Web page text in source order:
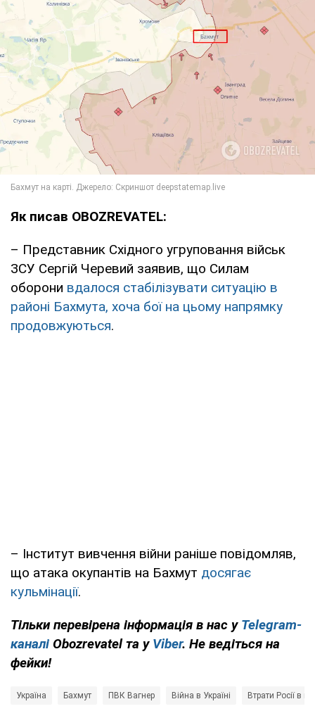
Як писав OBOZREVATEL:
– Представник Східного угруповання військ
ЗСУ Сергій Черевий заявив, що Силам
оборони вдалося стабілізувати ситуацію в
районі Бахмута, хоча бої на цьому напрямку
продовжуються.
– Інститут вивчення війни раніше повідомляв,
що атака окупантів на Бахмут досягає
кульмінації.
Тільки перевірена інформація в нас у Telegram-
каналі Obozrevatel та у Viber. Не ведіться на
фейки!
Україна Бахмут ПВК Вагнер Війна в Україні Втрати Росії в